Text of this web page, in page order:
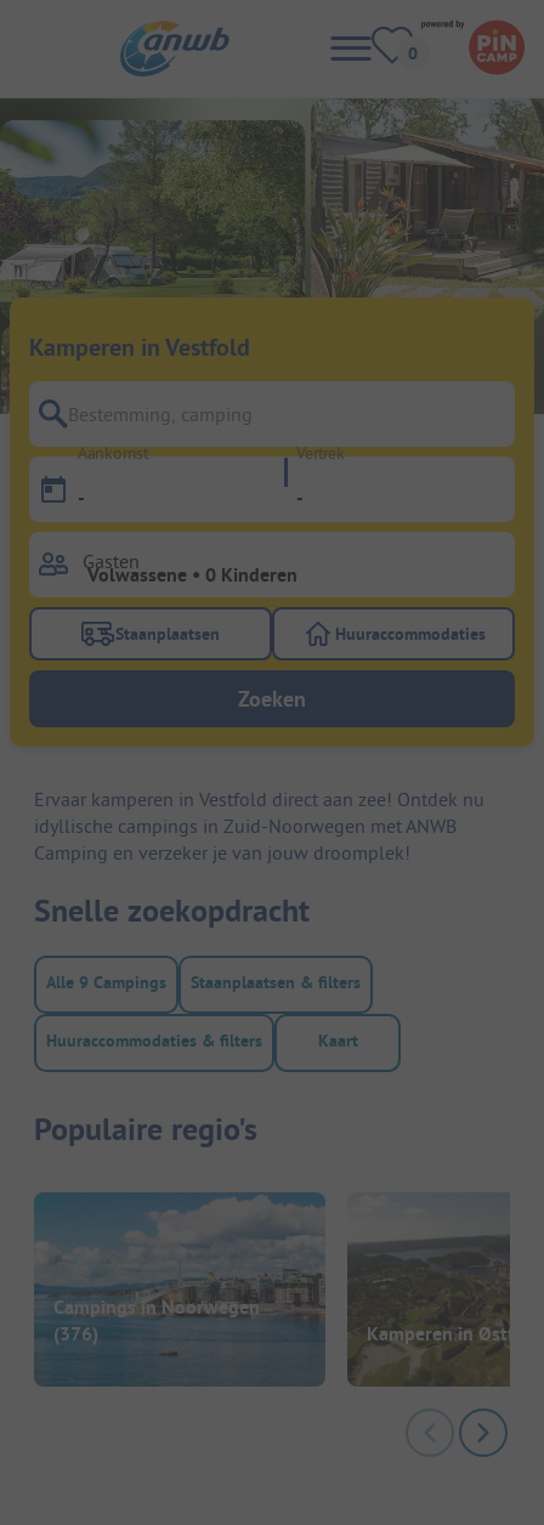
Kamperen in Vestfold
Bestemming, camping
Aankomst
-
Vertrek
-
Gasten
Gebruik de filterknop staanplaatsen om te zoeken
Staanplaatsen Gebruik de
Huuraccommodaties
Zoeken
Ervaar kamperen in Vestfold direct aan zee! Ontdek nu
idyllische campings in Zuid-Noorwegen met ANWB
Camping en verzeker je van jouw droomplek!
Snelle zoekopdracht
Alle 9 Campings Staanplaatsen & filters
Huuraccommodaties & filters Kaart
Populaire regio's
Campings in Noorwegen
(376)
Kamperen in Østfold